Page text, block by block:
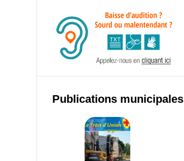
Publications municipales